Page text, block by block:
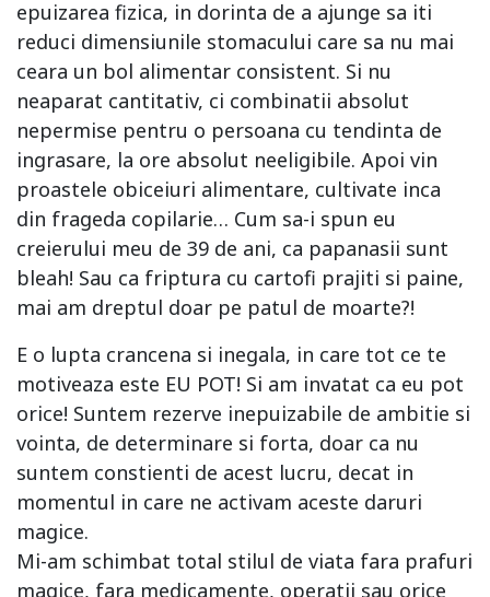
epuizarea fizica, in dorinta de a ajunge sa iti
reduci dimensiunile stomacului care sa nu mai
ceara un bol alimentar consistent. Si nu
neaparat cantitativ, ci combinatii absolut
nepermise pentru o persoana cu tendinta de
ingrasare, la ore absolut neeligibile. Apoi vin
proastele obiceiuri alimentare, cultivate inca
din frageda copilarie… Cum sa-i spun eu
creierului meu de 39 de ani, ca papanasii sunt
bleah! Sau ca friptura cu cartofi prajiti si paine,
mai am dreptul doar pe patul de moarte?!
E o lupta crancena si inegala, in care tot ce te
motiveaza este EU POT! Si am invatat ca eu pot
orice! Suntem rezerve inepuizabile de ambitie si
vointa, de determinare si forta, doar ca nu
suntem constienti de acest lucru, decat in
momentul in care ne activam aceste daruri
magice.
Mi-am schimbat total stilul de viata fara prafuri
magice, fara medicamente, operatii sau orice